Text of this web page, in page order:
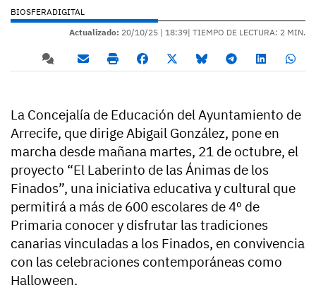
BIOSFERADIGITAL
Actualizado: 20/10/25 | 18:39| TIEMPO DE LECTURA: 2 MIN.
La Concejalía de Educación del Ayuntamiento de
Arrecife, que dirige Abigail González, pone en
marcha desde mañana martes, 21 de octubre, el
proyecto “El Laberinto de las Ánimas de los
Finados”, una iniciativa educativa y cultural que
permitirá a más de 600 escolares de 4º de
Primaria conocer y disfrutar las tradiciones
canarias vinculadas a los Finados, en convivencia
con las celebraciones contemporáneas como
Halloween.